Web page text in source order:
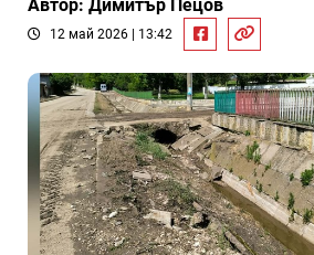
Автор: Димитър Пецов
12 май 2026 | 13:42